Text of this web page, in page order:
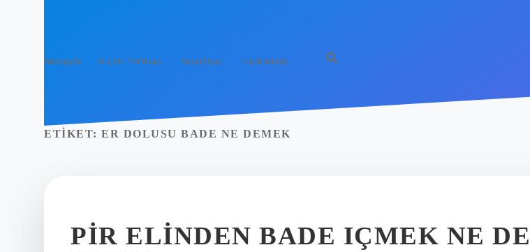
Anasayfa Gizlilik Politikası Yasal Uyarı Hakkımızda
ETIKET: ER DOLUSU BADE NE DEMEK
PIR ELINDEN BADE IÇMEK NE